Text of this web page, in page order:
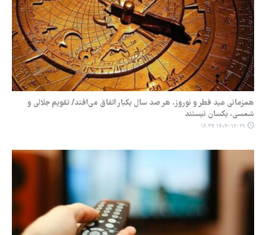
همزمانی عید فطر و نوروز، هر صد سال یکبار اتفاق می‌افتد/ تقویم جلالی و
شمسی، یکسان نیستند
۱۴۰۴-۱۲-۲۹ ۱۶:۳۷